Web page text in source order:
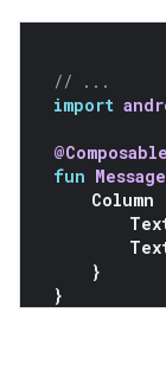
// ...
import
@Composable
fun
Column
}
}